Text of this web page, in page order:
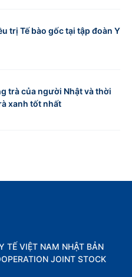
trị Tế bào gốc tại tập đoàn Y
trà của người Nhật và thời
xanh tốt nhất
TẾ VIỆT NAM NHẬT BẢN
JOINT STOCK